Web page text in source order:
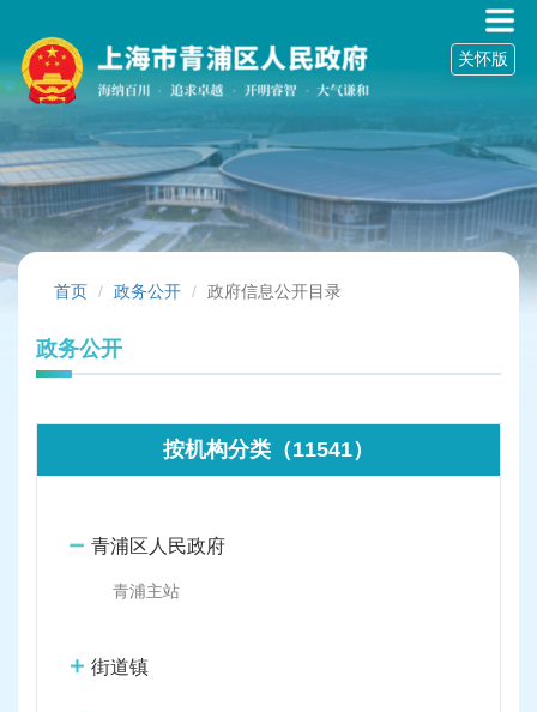
碍
操
明
跳
转
到
网
关怀版
首页 政务公开 政府信息公开目录
政务公开
按机构分类（11541）
青浦区人民政府
青浦主站
街道镇